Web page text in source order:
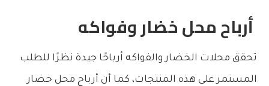
أرباح محل خضار وفواكه
تحقق محلات الخضار والفواكه أرباحًا جيدة نظرًا للطلب
المستمر على هذه المنتجات، كما أن أرباح محل خضار